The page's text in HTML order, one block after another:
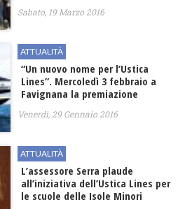
Sabato, 19 Marzo 2016
ATTUALITÀ
“Un nuovo nome per l’Ustica
Lines”. Mercoledì 3 febbraio a
Favignana la premiazione
Venerdì, 29 Gennaio 2016
ATTUALITÀ
L’assessore Serra plaude
all’iniziativa dell’Ustica Lines per
le scuole delle Isole Minori